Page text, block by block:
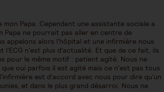
Papa. Cependant une assistante sociale a
Papa ne pourrait pas aller en centre de
appelons alors l'hôpital et une infirmière nous
l'ECG n'est plus d'actualité. Et que de ce fait, ils
pour le même motif : patient agité. Nous ne
oui parfois il est agité mais ce n'est pas tous
est d'accord avec nous pour dire qu'un
et dans le plus grand désarroi. Nous ne